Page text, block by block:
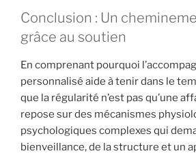
Conclusion : Un
grâce au soutien
En comprenant pourquoi
personnalisé aide à tenir dans le
que la régularité n’est pas qu’une
repose sur des mécanismes
psychologiques complexes qui
bienveillance, de la structure et un